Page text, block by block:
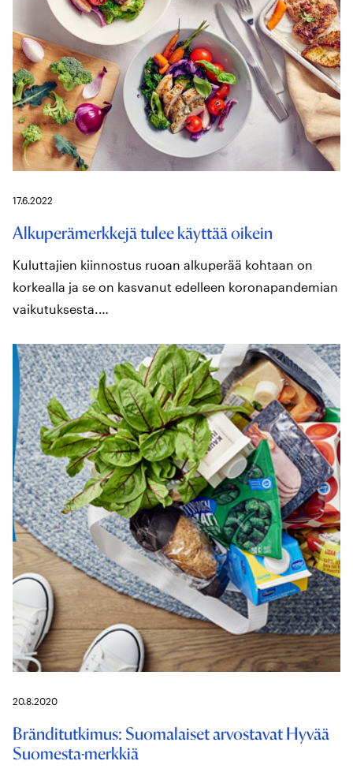
17.6.2022
Alkuperämerkkejä tulee käyttää oikein
Kuluttajien kiinnostus ruoan alkuperää kohtaan on
korkealla ja se on kasvanut edelleen koronapandemian
vaikutuksesta.…
20.8.2020
Bränditutkimus: Suomalaiset arvostavat Hyvää
Suomesta-merkkiä